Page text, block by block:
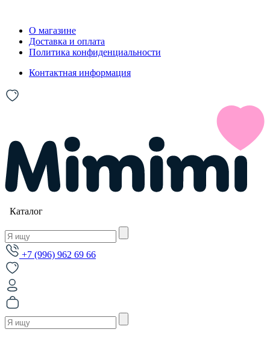
О магазине
Доставка и оплата
Политика конфиденциальности
Контактная информация
Каталог
+7 (996) 962 69 66